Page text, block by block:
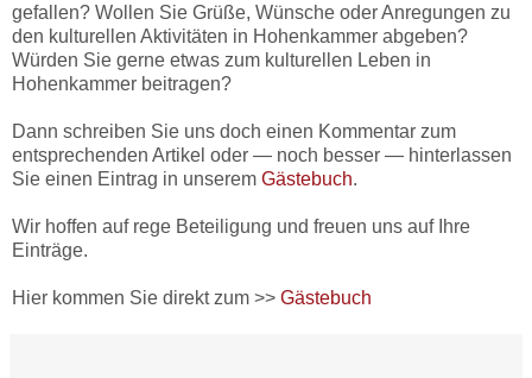
gefallen? Wollen Sie Grüße, Wünsche oder Anregungen zu
den kulturellen Aktivitäten in Hohenkammer abgeben?
Würden Sie gerne etwas zum kulturellen Leben in
Hohenkammer beitragen?
Dann schreiben Sie uns doch einen Kommentar zum
entsprechenden Artikel oder — noch besser — hinterlassen
Sie einen Eintrag in unserem Gästebuch.
Wir hoffen auf rege Beteiligung und freuen uns auf Ihre
Einträge.
Hier kommen Sie direkt zum >> Gästebuch